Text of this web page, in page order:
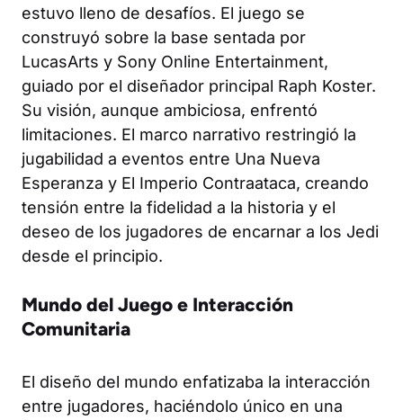
estuvo lleno de desafíos. El juego se
construyó sobre la base sentada por
LucasArts y Sony Online Entertainment,
guiado por el diseñador principal Raph Koster.
Su visión, aunque ambiciosa, enfrentó
limitaciones. El marco narrativo restringió la
jugabilidad a eventos entre Una Nueva
Esperanza y El Imperio Contraataca, creando
tensión entre la fidelidad a la historia y el
deseo de los jugadores de encarnar a los Jedi
desde el principio.
Mundo del Juego e Interacción
Comunitaria
El diseño del mundo enfatizaba la interacción
entre jugadores, haciéndolo único en una